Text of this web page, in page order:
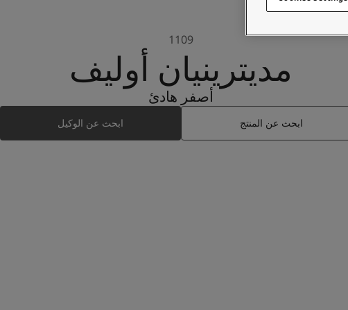
مديترينيان‭ ‬أوليف
1109
أصفر هادئ
ابحث عن المنتج ابحث عن الوكيل